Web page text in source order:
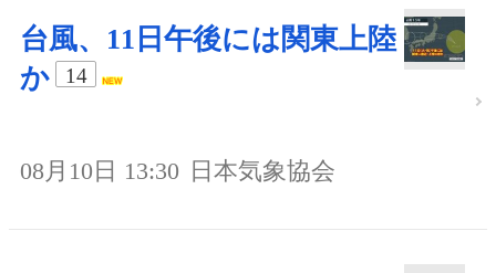
台風、11日午後には関東上陸
か
14
08月10日 13:30 日本気象協会